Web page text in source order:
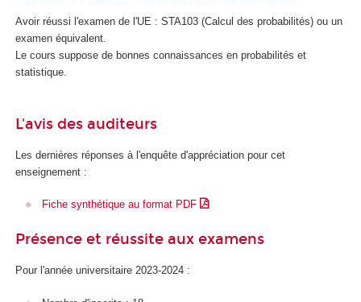
S
a
n
t
Avoir réussi l'examen de l'UE : STA103 (Calcul des probabilités) ou un
examen équivalent.
Le cours suppose de bonnes connaissances en probabilités et
statistique.
L'avis des auditeurs
Les dernières réponses à l'enquête d'appréciation pour cet
enseignement :
Fiche synthétique au format PDF
Présence et réussite aux examens
Pour l'année universitaire 2023-2024 :